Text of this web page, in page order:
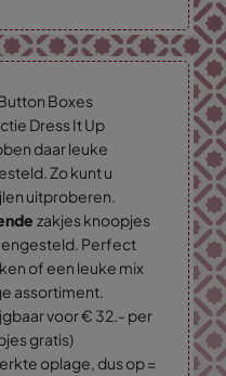
Boxes
Dress It Up
daar leuke
Zo kunt u
uitproberen.
zakjes knoopjes
Perfect
of een leuke mix
assortiment.
voor € 32.- per
gratis)
oplage, dus op =